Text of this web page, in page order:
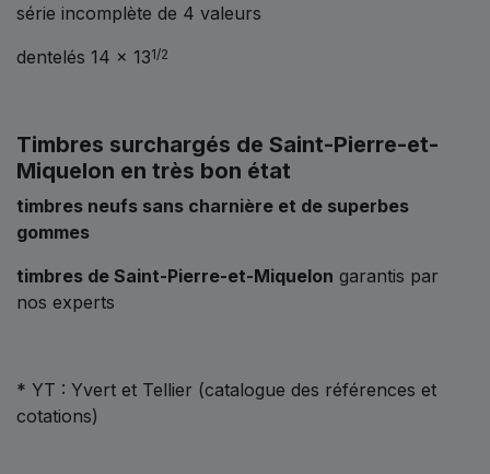
série incomplète de 4 valeurs
dentelés 14 x 131/2
Timbres surchargés de Saint-Pierre-et-
Miquelon en très bon état
timbres neufs sans charnière et de superbes
gommes
timbres de Saint-Pierre-et-Miquelon garantis par
nos experts
* YT : Yvert et Tellier (catalogue des références et
cotations)